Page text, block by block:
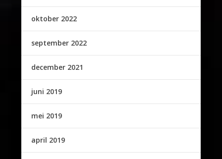
oktober 2022
september 2022
december 2021
juni 2019
mei 2019
april 2019